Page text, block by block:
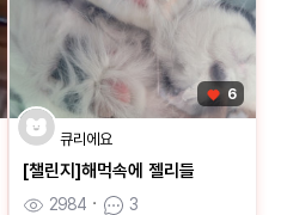
6
큐리에요
[챌린지]해먹속에 젤리들
2984 ㆍ 3